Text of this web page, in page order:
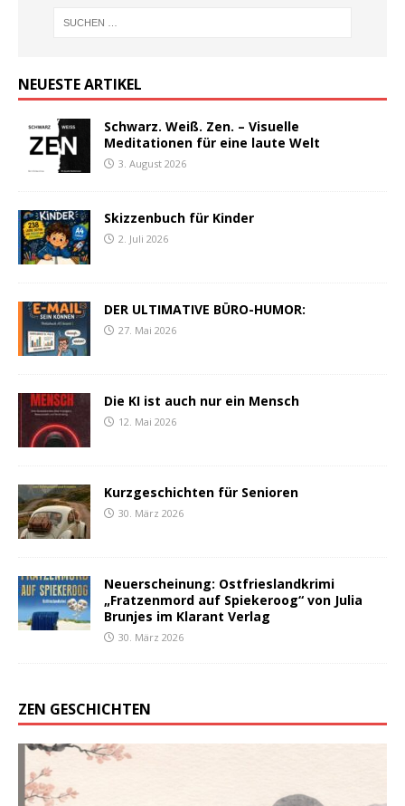
NEUESTE ARTIKEL
Schwarz. Weiß. Zen. – Visuelle
Meditationen für eine laute Welt
3. August 2026
Skizzenbuch für Kinder
2. Juli 2026
DER ULTIMATIVE BÜRO-HUMOR:
27. Mai 2026
Die KI ist auch nur ein Mensch
12. Mai 2026
Kurzgeschichten für Senioren
30. März 2026
Neuerscheinung: Ostfrieslandkrimi
„Fratzenmord auf Spiekeroog“ von Julia
Brunjes im Klarant Verlag
30. März 2026
ZEN GESCHICHTEN